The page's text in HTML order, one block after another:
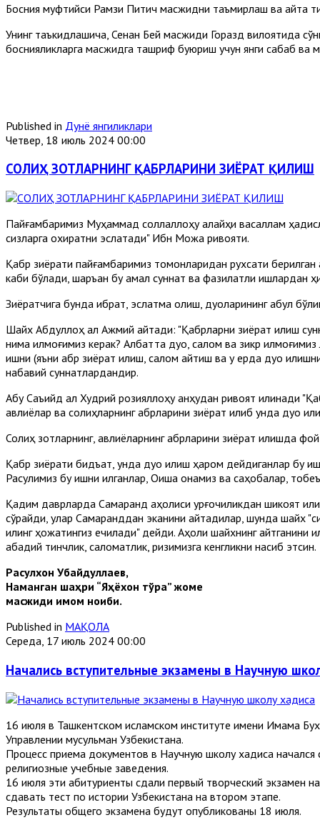
Босния муфтийси Рамзи Питич масжидни таъмирлаш ва қайта
Унинг таъкидлашича, Сенан Бей масжиди Горазд вилоятида
боснияликларга масжидга ташриф буюриш учун янги сабаб ва
Published in Дунё янгиликлари
Четвер, 18 июль 2024 00:00
СОЛИҲ ЗОТЛАРНИНГ ҚАБРЛАРИНИ ЗИЁРАТ ҚИЛИШ
Пайғамбаримиз Муҳаммад соллаллоҳу алайҳи васаллам
сизларга охиратни эслатади" Ибн Можа ривояти.
Қабр зиёрати пайғамбаримиз томонларидан рухсати берилган
каби бўлади, шаръан бу амал суннат ва фазилатли ишлардан
Зиёратчига бунда ибрат, эслатма олиш, дуоларининг қабул
Шайх Абдуллоҳ ал Ажмий айтади: "Қабрларни зиёрат қилиш
нима қилмоғимиз керак? Албатта дуо, салом ва зикр
ишни (яъни қабр зиёрат қилиш, салом айтиш ва у ерда дуо
набавий суннатлардандир.
Абу Саъийд ал Худрий розияллоҳу анҳудан ривоят қилинади
авлиёлар ва солиҳларнинг қабрларини зиёрат қилиб унда дуо
Солиҳ зотларнинг, авлиёларнинг қабрларини зиёрат қилишда
Қабр зиёрати бидъат, унда дуо қилиш ҳаром дейдиганлар бу
Расулимиз бу ишни қилганлар, Оиша онамиз ва саҳобалар,
Қадим даврларда Самарқанд аҳолиси қурғоқчиликдан шикоят
сўрайди, улар Самарқанддан эканини айтадилар, шунда шайх
қилинг ҳожатингиз ечилади" дейди. Аҳоли шайхнинг
абадий тинчлик, саломатлик, ризқимизга кенгликни насиб этсин.
Расулхон Убайдуллаев,
Наманган шаҳри “Яҳёхон тўра” жоме
масжиди имом ноиби.
Published in МАҚОЛА
Середа, 17 июль 2024 00:00
Начались вступительные экзамены в Научную
16 июля в Ташкентском исламском институте имени Имама
Управлении мусульман Узбекистана.
Процесс приема документов в Научную школу хадиса
религиозные учебные заведения.
16 июля эти абитуриенты сдали первый творческий экзамен
сдавать тест по истории Узбекистана на втором этапе.
Результаты общего экзамена будут опубликованы 18 июля.